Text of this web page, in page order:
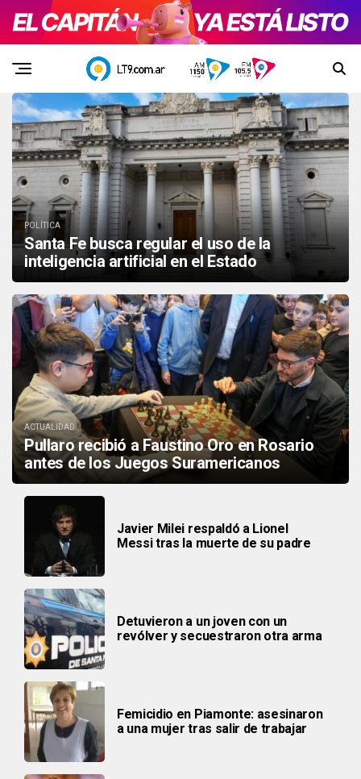
POLÍTICA
Santa Fe busca regular el uso de la
inteligencia artificial en el Estado
ACTUALIDAD
Pullaro recibió a Faustino Oro en Rosario
antes de los Juegos Suramericanos
Javier Milei respaldó a Lionel
Messi tras la muerte de su padre
Detuvieron a un joven con un
revólver y secuestraron otra arma
Femicidio en Piamonte: asesinaron
a una mujer tras salir de trabajar